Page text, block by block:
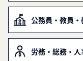
公務員・教員
労務・総務・人